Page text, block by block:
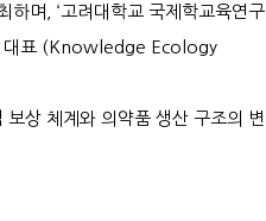
하며, ‘고려대학교 국제학교육연구
대표 (Knowledge Ecology
상 체계와 의약품 생산 구조의 변